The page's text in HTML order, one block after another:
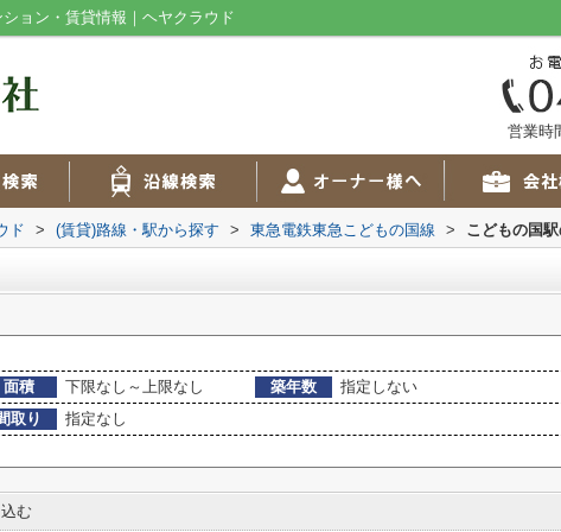
ョン・賃貸情報｜ヘヤクラウド
営業時
ド > (賃貸)路線・駅から探す > 東急電鉄東急こどもの国線 > こどもの国
面積 下限なし～上限なし 築年数
指定しない
取り
指定なし
む